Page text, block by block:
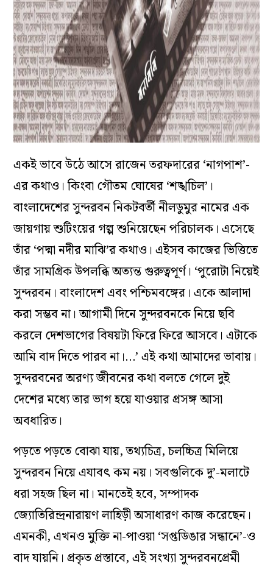
একই ভাবে উঠে আসে রাজেন তরফদারের ‘নাগপাশ’-
এর কথাও। কিংবা গৌতম ঘোষের ‘শঙ্খচিল’।
বাংলাদেশের সুন্দরবন নিকটবর্তী নীলডুমুর নামের এক
জায়গায় শুটিংয়ের গল্প শুনিয়েছেন পরিচালক। এসেছে
তাঁর ‘পদ্মা নদীর মাঝি’র কথাও। এইসব কাজের ভিত্তিতে
তাঁর সামগ্রিক উপলব্ধি অত্যন্ত গুরুত্বপূর্ণ। ‘পুরোটা নিয়েই
সুন্দরবন। বাংলাদেশ এবং পশ্চিমবঙ্গের। একে আলাদা
করা সম্ভব না। আগামী দিনে সুন্দরবনকে নিয়ে ছবি
করলে দেশভাগের বিষয়টা ফিরে ফিরে আসবে। এটাকে
আমি বাদ দিতে পারব না।…’ এই কথা আমাদের ভাবায়।
সুন্দরবনের অরণ্য জীবনের কথা বলতে গেলে দুই
দেশের মধ্যে তার ভাগ হয়ে যাওয়ার প্রসঙ্গ আসা
অবধারিত।
পড়তে পড়তে বোঝা যায়, তথ্যচিত্র, চলচ্চিত্র মিলিয়ে
সুন্দরবন নিয়ে এযাবৎ কম নয়। সবগুলিকে দু’-ম‌লাটে
ধরা সহজ ছিল না। মানতেই হবে, সম্পাদক
জ্যোতিরিন্দ্রনারায়ণ লাহিড়ী অসাধারণ কাজ করেছেন।
এমনকী, এখনও মুক্তি না-পাওয়া ‘সপ্তডিঙার সন্ধানে’-ও
বাদ যায়নি। প্রকৃত প্রস্তাবে, এই সংখ্যা সুন্দরবনপ্রেমী